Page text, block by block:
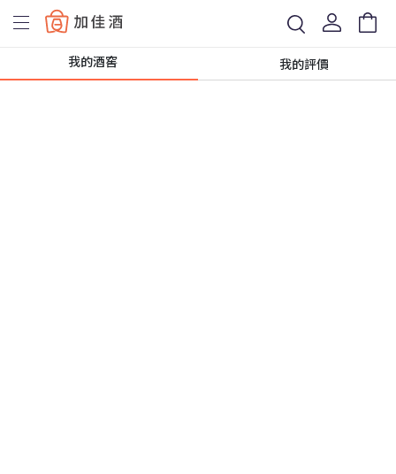
Baccus
我的酒窖 我的評價